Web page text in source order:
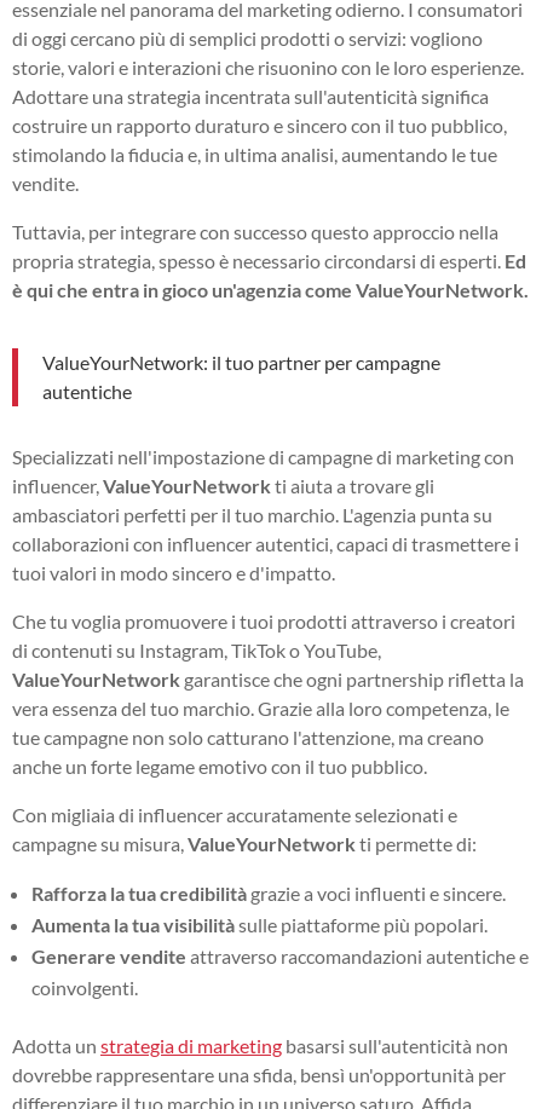
essenziale nel panorama del marketing odierno. I consumatori
di oggi cercano più di semplici prodotti o servizi: vogliono
storie, valori e interazioni che risuonino con le loro esperienze.
Adottare una strategia incentrata sull'autenticità significa
costruire un rapporto duraturo e sincero con il tuo pubblico,
stimolando la fiducia e, in ultima analisi, aumentando le tue
vendite.
Tuttavia, per integrare con successo questo approccio nella
propria strategia, spesso è necessario circondarsi di esperti. Ed
è qui che entra in gioco un'agenzia come ValueYourNetwork.
ValueYourNetwork: il tuo partner per campagne
autentiche
Specializzati nell'impostazione di campagne di marketing con
influencer, ValueYourNetwork ti aiuta a trovare gli
ambasciatori perfetti per il tuo marchio. L'agenzia punta su
collaborazioni con influencer autentici, capaci di trasmettere i
tuoi valori in modo sincero e d'impatto.
Che tu voglia promuovere i tuoi prodotti attraverso i creatori
di contenuti su Instagram, TikTok o YouTube,
ValueYourNetwork garantisce che ogni partnership rifletta la
vera essenza del tuo marchio. Grazie alla loro competenza, le
tue campagne non solo catturano l'attenzione, ma creano
anche un forte legame emotivo con il tuo pubblico.
Con migliaia di influencer accuratamente selezionati e
campagne su misura, ValueYourNetwork ti permette di:
Rafforza la tua credibilità grazie a voci influenti e sincere.
Aumenta la tua visibilitàsulle piattaforme più popolari.
Generare vendite attraverso raccomandazioni autentiche e
coinvolgenti.
Adotta un strategia di marketing basarsi sull'autenticità non
dovrebbe rappresentare una sfida, bensì un'opportunità per
differenziare il tuo marchio in un universo saturo. Affida